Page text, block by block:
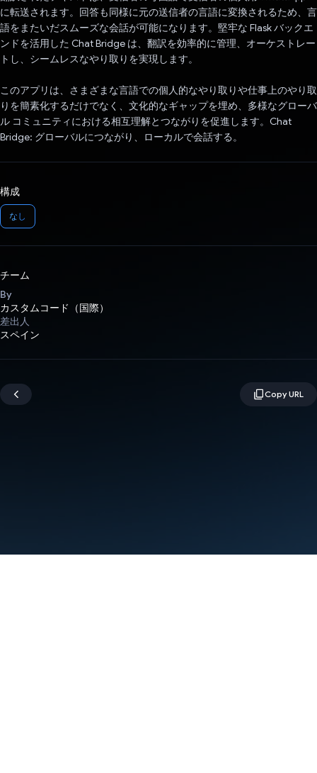
に転送されます。回答も同様に元の送信者の言語に変換されるため、言
語をまたいだスムーズな会話が可能になります。堅牢な Flask バックエ
ンドを活用した Chat Bridge は、翻訳を効率的に管理、オーケストレー
トし、シームレスなやり取りを実現します。
このアプリは、さまざまな言語での個人的なやり取りや仕事上のやり取
りを簡素化するだけでなく、文化的なギャップを埋め、多様なグローバ
ル コミュニティにおける相互理解とつながりを促進します。Chat
Bridge: グローバルにつながり、ローカルで会話する。
構成
なし
チーム
By
カスタムコード（国際）
差出人
スペイン